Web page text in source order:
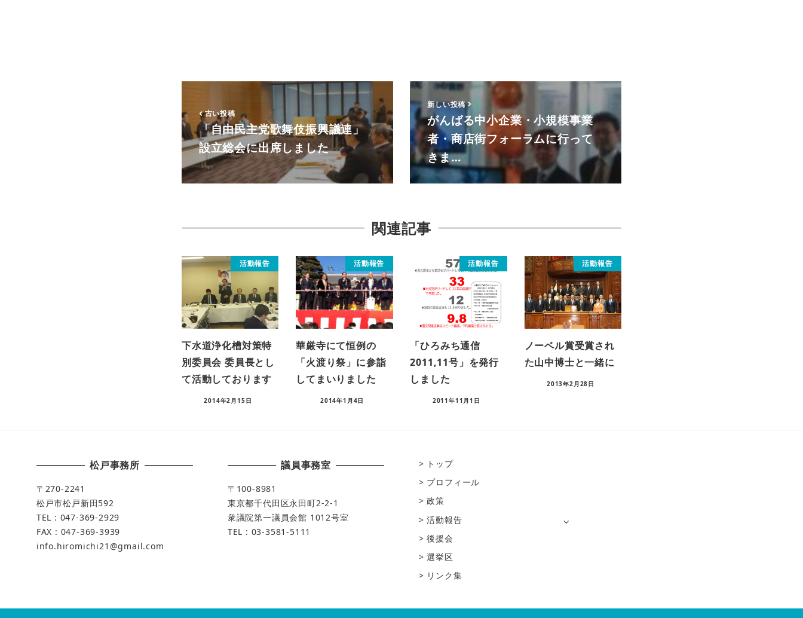
古い投稿
「自由民主党歌舞伎振興議連」
設立総会に出席しました
新しい投稿
がんばる中小企業・小規模事業
者・商店街フォーラムに行って
きま…
関連記事
活動報告
下水道浄化槽対策特
別委員会 委員長とし
て活動しております
2014年2月15日
活動報告
華厳寺にて恒例の
「火渡り祭」に参詣
してまいりました
2014年1月4日
活動報告
「ひろみち通信
2011,11号」を発行
しました
2011年11月1日
活動報告
ノーベル賞受賞され
た山中博士と一緒に
2013年2月28日
松戸事務所
〒270-2241
松戸市松戸新田592
TEL : 047-369-2929
FAX : 047-369-3939
info.hiromichi21@gmail.com
議員事務室
〒100-8981
東京都千代田区永田町2-2-1
衆議院第一議員会館 1012号室
TEL : 03-3581-5111
トップ
プロフィール
政策
活動報告
後援会
選挙区
リンク集